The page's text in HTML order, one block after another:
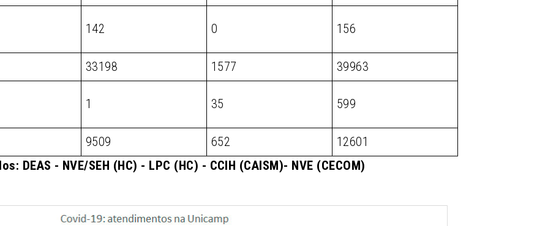
142 0 156
33198 1577
39963
1 35 599
9509 652
12601
DEAS - NVE/SEH (HC) - LPC (HC) - CCIH (CAISM)- NVE (CECOM)